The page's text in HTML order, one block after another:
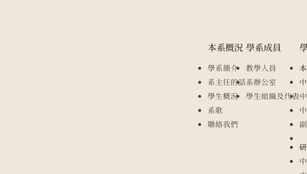
本系概況
學系簡介
系主任的話
學生概況
系歌
聯絡我們
學系成員
教學人員
系辦公室
學生組織及代表